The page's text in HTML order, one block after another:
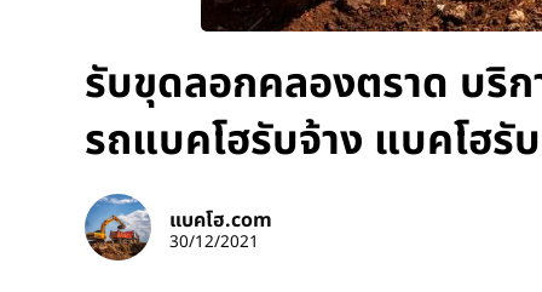
รับขุดลอกคลองตราด บริก
รถแบคโฮรับจ้าง แบคโฮรั
แบคโฮ.com
30/12/2021